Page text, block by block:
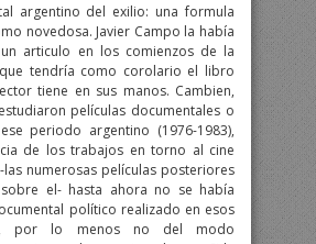
argentino del exilio: una formula
novedosa. Javier Campo la había
articulo en los comienzos de la
tendría como corolario el libro
tiene en sus manos. Cambien,
películas documentales o
periodo argentino (1976-1983),
de los trabajos en torno al cine
numerosas películas posteriores
el- hasta ahora no se había
político realizado en esos
por lo menos no del modo